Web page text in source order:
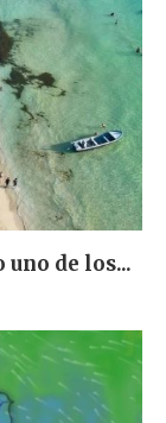
de los...